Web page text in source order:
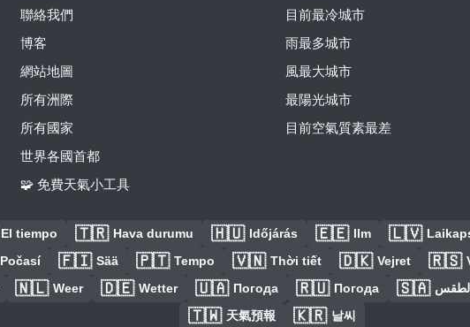
聯絡我們
博客
網站地圖
所有洲際
所有國家
世界各國首都
🧩 免費天氣小工具
目前最冷城市
雨最多城市
風最大城市
最陽光城市
目前空氣質素最差
El tiempo 🇹🇷 Hava durumu 🇭🇺 Időjárás 🇪🇪 Ilm 🇱🇻
Počasí 🇫🇮 Sää 🇵🇹 Tempo 🇻🇳 Thời tiết 🇩🇰 Vejret 🇷🇸
🇳🇱 Weer 🇩🇪 Wetter 🇺🇦 Погода 🇷🇺 Погода 🇸🇦
🇹🇼 天氣預報 🇰🇷 날씨